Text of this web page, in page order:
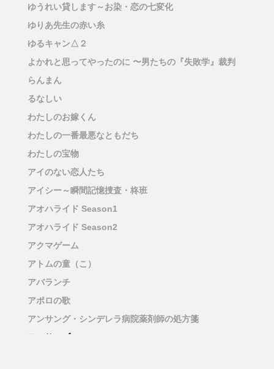
ゆうれい貸します～お染・恋の七変化
ゆりあ先生の赤い糸
ゆるキャン△２
よかれと思ってやったのに 〜男たちの『失敗学』裁判
らんまん
るなしい
わたしのお嫁くん
わたしの一番最悪なともだち
わたしの宝物
アイのない恋人たち
アイシー～瞬間記憶捜査・柊班
アオハライド Season1
アオハライド Season2
アクマゲーム
アトムの童（こ）
アバランチ
アポロの歌
アンサング・シンデレラ病院薬剤師の処方箋
アンサンブル